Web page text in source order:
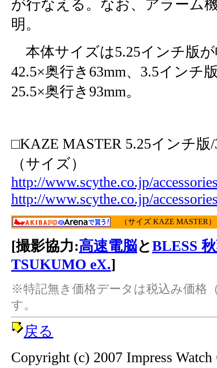
が行なえる。なお、アラーム
明。
本体サイズは5.25インチ版が
42.5×奥行き63mm、3.5インチ
25.5×奥行き93mm。
□KAZE MASTER 5.25インチ版
（サイズ）
http://www.scythe.co.jp/
http://www.scythe.co.jp/
（サイズ KAZE MASTER）
[撮影協力:高速電脳とBLESS
TSUKUMO eX.]
※特記無き価格データは税込み価格
す。
戻る
Copyright (c) 2007 Impress